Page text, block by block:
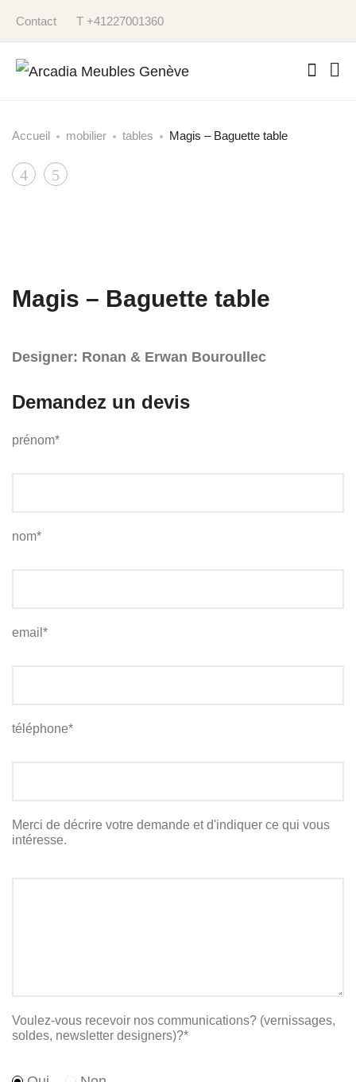
Contact T +41227001360
Accueil mobilier tables Magis – Baguette table
Product
Cassina
String
Magis – Baguette table
Designer: Ronan & Erwan Bouroullec
Demandez un devis
prénom*
nom*
email*
téléphone*
Merci de décrire votre demande et d'indiquer ce qui vous
intéresse.
Voulez-vous recevoir nos communications? (vernissages,
soldes, newsletter designers)?*